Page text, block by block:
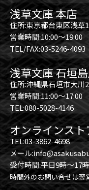
浅草文庫 本店
住所:東京都台東区浅草
営業時間:10:00～19:00
TEL/FAX:03-5246-4093
浅草文庫 石垣
住所:沖縄県石垣市大川
営業時間:11:00～17:00
TEL:080-5028-4146
オンラインス
TEL:03-3862-4698
メール
受付時間:平日9時～17時
時間外のお問い合せは翌